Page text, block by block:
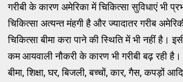
गरीबी के कारण अमेरिका में चिकित्‍सा सुविधाएं भी
चिकित्‍सा अत्‍यन्‍त मंहगी है और ज्‍यादातर गरीब
चिकित्‍सा बीमा करा पाने की स्‍थिति में भी नहीं है।
कम आयवाली नौकरी के कारण भी गरीबी बढ़ रही
बीमा, शिक्षा, घर, बिजली, बच्‍चों, कार, गैस, कपड़ों